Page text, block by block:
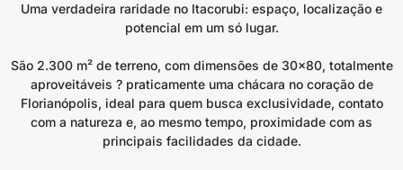
Uma verdadeira raridade no Itacorubi: espaço, localização e
potencial em um só lugar.
São 2.300 m² de terreno, com dimensões de 30×80, totalmente
aproveitáveis ? praticamente uma chácara no coração de
Florianópolis, ideal para quem busca exclusividade, contato
com a natureza e, ao mesmo tempo, proximidade com as
principais facilidades da cidade.